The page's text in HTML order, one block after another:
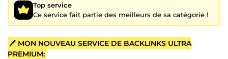
Top service
Ce service fait partie des meilleurs de sa catégorie !
🖊 MON NOUVEAU SERVICE DE BACKLINKS ULTRA
PREMIUM: